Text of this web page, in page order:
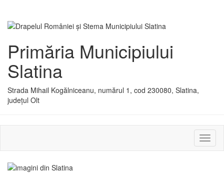
Primăria Municipiului
Slatina
Strada Mihail Kogălniceanu, numărul 1, cod 230080, Slatina,
județul Olt
sau